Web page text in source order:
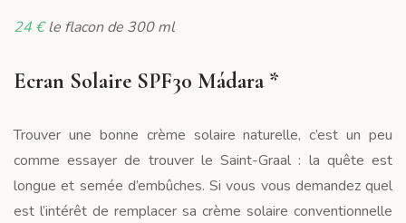
24 €le flacon de 300 ml
Ecran Solaire SPF30 Mádara *
Trouver une bonne crème solaire naturelle, c’est un peu
comme essayer de trouver le Saint-Graal : la quête est
longue et semée d’embûches. Si vous vous demandez quel
est l’intérêt de remplacer sa crème solaire conventionnelle